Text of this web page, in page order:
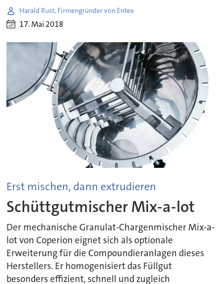
Harald Rust, Firmengründer von Entex
17. Mai 2018
Erst mischen, dann extrudieren
Schüttgutmischer Mix-a-lot
Der mechanische Granulat-Chargenmischer Mix-a-
lot von Coperion eignet sich als optionale
Erweiterung für die Compoundieranlagen dieses
Herstellers. Er homogenisiert das Füllgut
besonders effizient, schnell und zugleich